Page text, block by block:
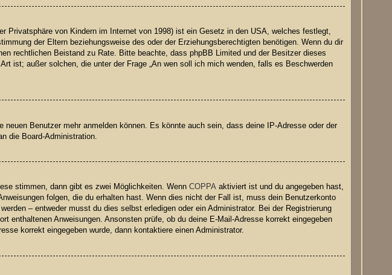
von Kindern im Internet von 1998) ist ein Gesetz in den USA, welches festlegt,
der Eltern beziehungsweise des oder der Erziehungsberechtigten benötigen. Wenn du dir
rechtlichen Beistand zu Rate. Bitte beachte, dass phpBB Limited und der Besitzer dieses
ist; außer solchen, die unter der Frage „An wen soll ich mich wenden, falls es Beschwerden
Benutzer mehr anmelden können. Es könnte auch sein, dass deine IP-Adresse oder der
die Board-Administration.
stimmen, dann gibt es zwei Möglichkeiten. WennCOPPA aktiviert ist und du angegeben hast,
folgen, die du erhalten hast. Wenn dies nicht der Fall ist, muss dein Benutzerkonto
– entweder musst du dies selbst erledigen oder ein Administrator. Bei der Registrierung
enthaltenen Anweisungen. Ansonsten prüfe, ob du deine E-Mail-Adresse korrekt eingegeben
korrekt eingegeben wurde, dann kontaktiere einen Administrator.